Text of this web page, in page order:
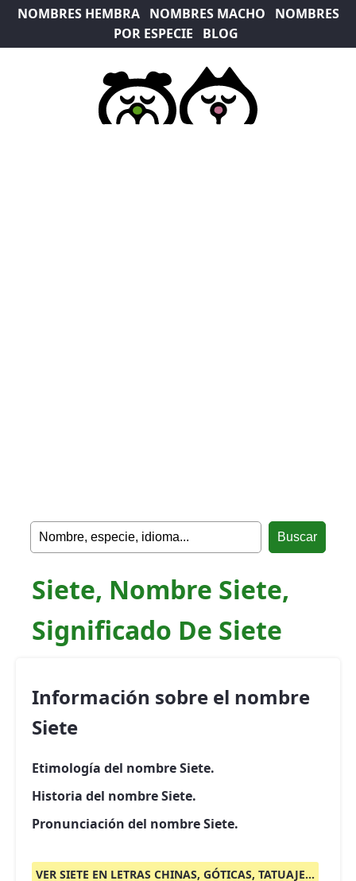
NOMBRES HEMBRA NOMBRES MACHO
NOMBRES
POR ESPECIE
BLOG
Siete, Nombre Siete,
Significado De Siete
Información sobre el nombre
Siete
Etimología del nombre Siete.
Historia del nombre Siete.
Pronunciación del nombre Siete.
VER SIETE EN LETRAS CHINAS, GÓTICAS, TATUAJE...